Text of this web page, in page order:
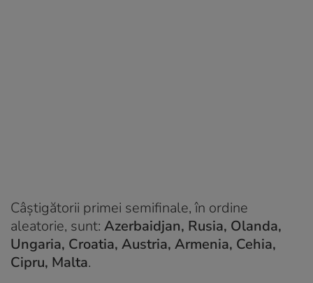
Câștigătorii primei semifinale, în ordine
aleatorie, sunt: Azerbaidjan, Rusia, Olanda,
Ungaria, Croatia, Austria, Armenia, Cehia,
Cipru, Malta.